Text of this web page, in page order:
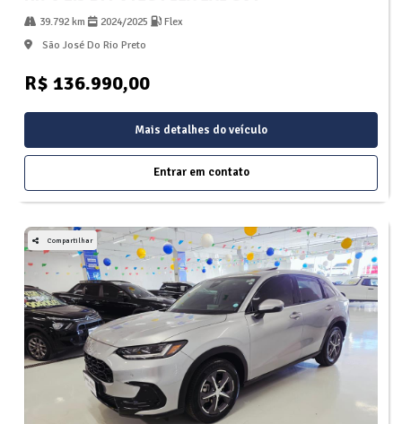
39.792 km 2024/2025
Flex
São José Do Rio Preto
R$ 136.990,00
Mais detalhes do veículo
Entrar em contato
Compartilhar